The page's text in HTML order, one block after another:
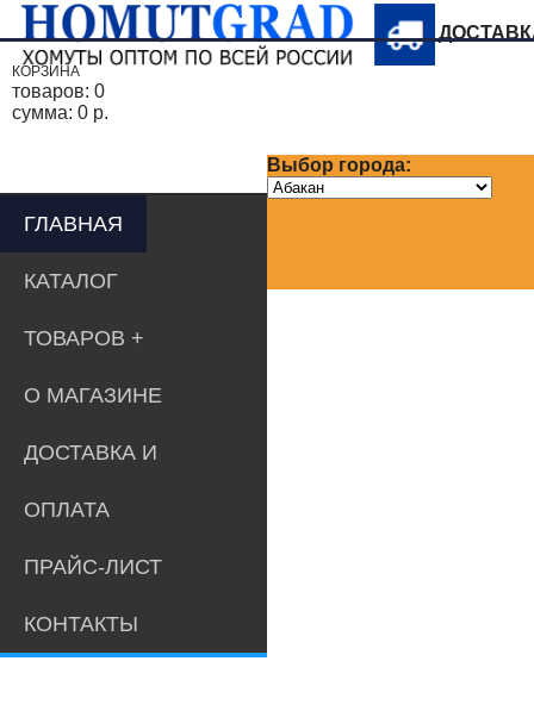
Выбор города:
КОРЗИНА
товаров: 0
сумма: 0 р.
ГЛАВНАЯ
КАТАЛОГ
ТОВАРОВ
О МАГАЗИНЕ
ДОСТАВКА И
ОПЛАТА
ПРАЙС-ЛИСТ
КОНТАКТЫ